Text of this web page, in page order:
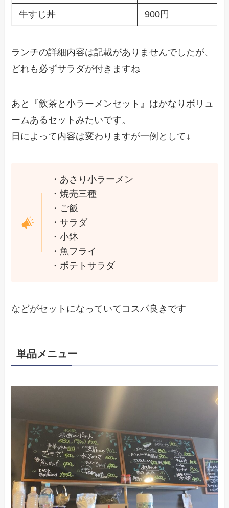
牛すじ丼 900円
ランチの詳細内容は記載がありませんでしたが、
どれも必ずサラダが付きますね
あと『飲茶と小ラーメンセット』はかなりボリュ
ームあるセットみたいです。
日によって内容は変わりますが一例として↓
・あさり小ラーメン
・焼売三種
・ご飯
・サラダ
・小鉢
・魚フライ
・ポテトサラダ
などがセットになっていてコスパ良きです
単品メニュー